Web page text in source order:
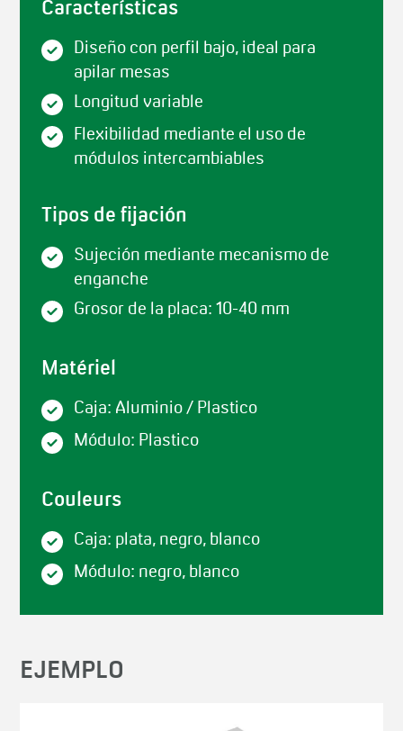
Características
Diseño con perfil bajo, ideal para
apilar mesas
Longitud variable
Flexibilidad mediante el uso de
módulos intercambiables
Tipos de fijación
Sujeción mediante mecanismo de
enganche
Grosor de la placa: 10-40 mm
Matériel
Caja: Aluminio / Plastico
Módulo: Plastico
Couleurs
Caja: plata, negro, blanco
Módulo: negro, blanco
EJEMPLO